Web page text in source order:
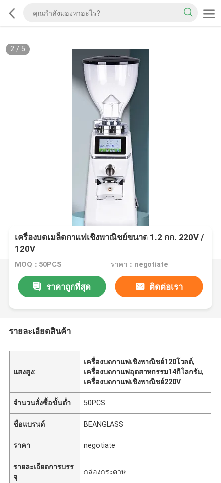
2/ 5
เครื่องบดเมล็ดกาแฟเชิงพาณิชย์ขนาด 1.2 กก. 220V /
120V
MOQ：50PCS ราคา：negotiate
ราคาถูกที่สุด ติดต่อเรา
รายละเอียดสินค้า
แสงสูง:
เครื่องบดกาแฟเชิงพาณิชย์120โวลต์,
เครื่องบดกาแฟอุตสาหกรรม14กิโลกรัม,
เครื่องบดกาแฟเชิงพาณิชย์220V
จำนวนสั่งซื้อขั้นต่ำ 50PCS
ชื่อแบรนด์ BEANGLASS
ราคา negotiate
รายละเอียดการบรร
จุ
กล่องกระดาษ